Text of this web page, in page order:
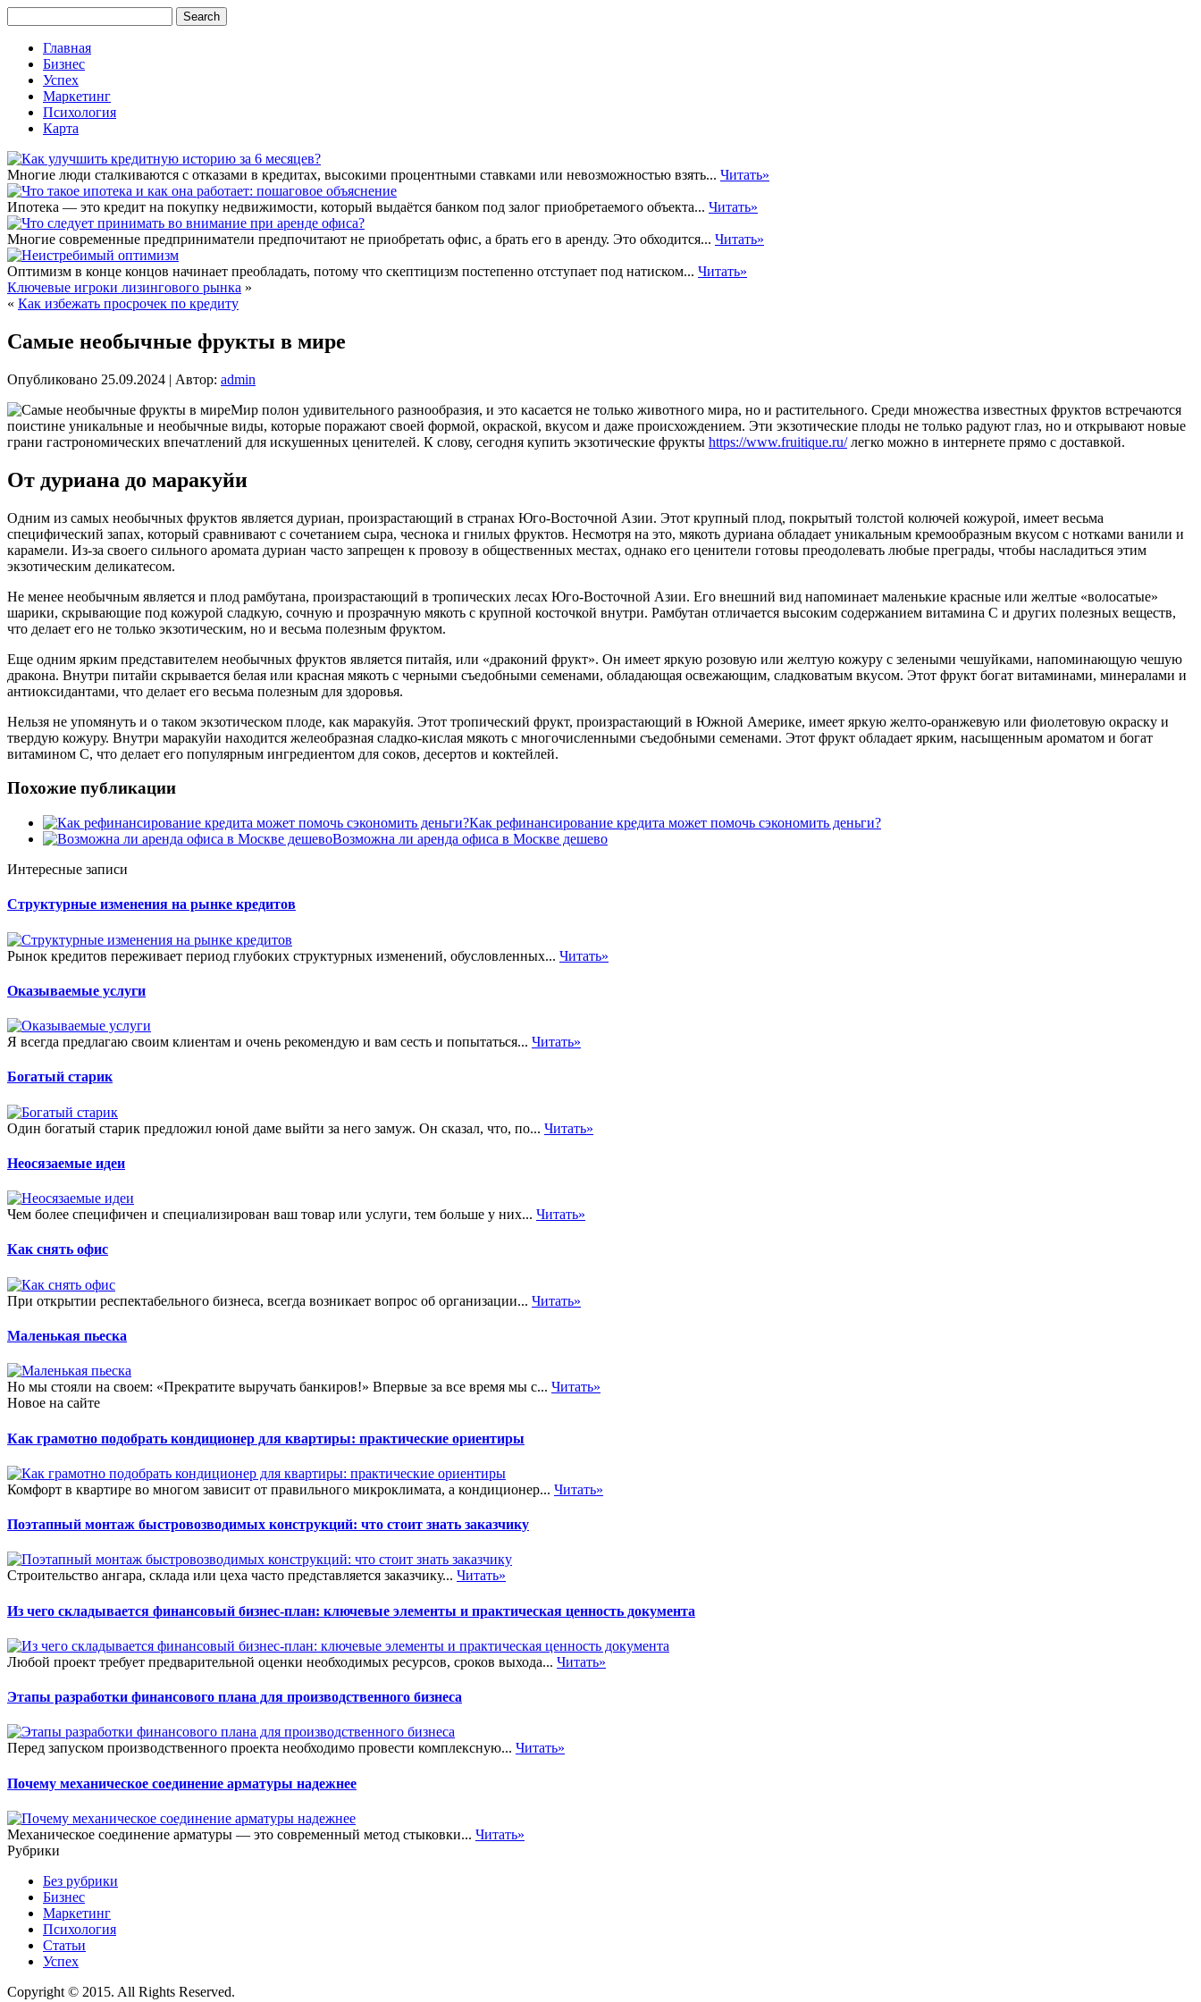
Главная
Бизнес
Успех
Маркетинг
Психология
Карта
Многие люди сталкиваются с отказами в кредитах, высокими процентными ставками или невозможностью взять... Читать»
Ипотека — это кредит на покупку недвижимости, который выдаётся банком под залог приобретаемого объекта... Читать»
Многие современные предприниматели предпочитают не приобретать офис, а брать его в аренду. Это обходится... Читать»
Оптимизм в конце концов начинает преобладать, потому что скептицизм постепенно отступает под натиском... Читать»
Ключевые игроки лизингового рынка »
« Как избежать просрочек по кредиту
Самые необычные фрукты в мире
Опубликовано 25.09.2024 | Автор: admin
Мир полон удивительного разнообразия, и это касается не только животного мира, но и растительного. Среди множества известных фруктов встречаются
поистине уникальные и необычные виды, которые поражают своей формой, окраской, вкусом и даже происхождением. Эти экзотические плоды не только радуют глаз, но и открывают новые
грани гастрономических впечатлений для искушенных ценителей. К слову, сегодня купить экзотические фрукты https://www.fruitique.ru/легко можно в интернете прямо с доставкой.
От дуриана до маракуйи
Одним из самых необычных фруктов является дуриан, произрастающий в странах Юго-Восточной Азии. Этот крупный плод, покрытый толстой колючей кожурой, имеет весьма
специфический запах, который сравнивают с сочетанием сыра, чеснока и гнилых фруктов. Несмотря на это, мякоть дуриана обладает уникальным кремообразным вкусом с нотками ванили и
карамели. Из-за своего сильного аромата дуриан часто запрещен к провозу в общественных местах, однако его ценители готовы преодолевать любые преграды, чтобы насладиться этим
экзотическим деликатесом.
Не менее необычным является и плод рамбутана, произрастающий в тропических лесах Юго-Восточной Азии. Его внешний вид напоминает маленькие красные или желтые «волосатые»
шарики, скрывающие под кожурой сладкую, сочную и прозрачную мякоть с крупной косточкой внутри. Рамбутан отличается высоким содержанием витамина С и других полезных веществ,
что делает его не только экзотическим, но и весьма полезным фруктом.
Еще одним ярким представителем необычных фруктов является питайя, или «драконий фрукт». Он имеет яркую розовую или желтую кожуру с зелеными чешуйками, напоминающую чешую
дракона. Внутри питайи скрывается белая или красная мякоть с черными съедобными семенами, обладающая освежающим, сладковатым вкусом. Этот фрукт богат витаминами, минералами и
антиоксидантами, что делает его весьма полезным для здоровья.
Нельзя не упомянуть и о таком экзотическом плоде, как маракуйя. Этот тропический фрукт, произрастающий в Южной Америке, имеет яркую желто-оранжевую или фиолетовую окраску и
твердую кожуру. Внутри маракуйи находится желеобразная сладко-кислая мякоть с многочисленными съедобными семенами. Этот фрукт обладает ярким, насыщенным ароматом и богат
витамином С, что делает его популярным ингредиентом для соков, десертов и коктейлей.
Похожие публикации
Как рефинансирование кредита может помочь сэкономить деньги?
Возможна ли аренда офиса в Москве дешево
Интересные записи
Структурные изменения на рынке кредитов
Рынок кредитов переживает период глубоких структурных изменений, обусловленных... Читать»
Оказываемые услуги
Я всегда предлагаю своим клиентам и очень рекомендую и вам сесть и попытаться... Читать»
Богатый старик
Один богатый старик предложил юной даме выйти за него замуж. Он сказал, что, по... Читать»
Неосязаемые идеи
Чем более специфичен и специализирован ваш товар или услуги, тем больше у них... Читать»
Как снять офис
При открытии респектабельного бизнеса, всегда возникает вопрос об организации... Читать»
Маленькая пьеска
Но мы стояли на своем: «Прекратите выручать банкиров!» Впервые за все время мы с... Читать»
Новое на сайте
Как грамотно подобрать кондиционер для квартиры: практические ориентиры
Комфорт в квартире во многом зависит от правильного микроклимата, а кондиционер... Читать»
Поэтапный монтаж быстровозводимых конструкций: что стоит знать заказчику
Строительство ангара, склада или цеха часто представляется заказчику... Читать»
Из чего складывается финансовый бизнес-план: ключевые элементы и практическая ценность документа
Любой проект требует предварительной оценки необходимых ресурсов, сроков выхода... Читать»
Этапы разработки финансового плана для производственного бизнеса
Перед запуском производственного проекта необходимо провести комплексную... Читать»
Почему механическое соединение арматуры надежнее
Механическое соединение арматуры — это современный метод стыковки... Читать»
Рубрики
Без рубрики
Бизнес
Маркетинг
Психология
Статьи
Успех
Copyright © 2015. All Rights Reserved.